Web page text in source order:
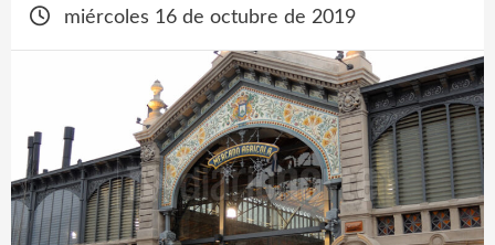
miércoles 16 de octubre de 2019